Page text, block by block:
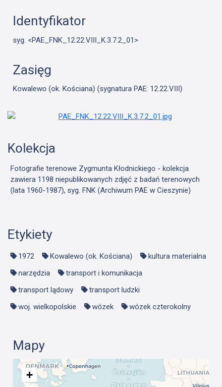
Identyfikator
syg. <PAE_FNK_12.22.VIII_K.3.7.2_01>
Zasięg
Kowalewo (ok. Kościana) (sygnatura PAE: 12.22.VIII)
Kolekcja
Fotografie terenowe Zygmunta Kłodnickiego - kolekcja
zawiera 1198 niepublikowanych zdjęć z badań terenowych
(lata 1960-1987), syg. FNK (Archiwum PAE w Cieszynie)
Etykiety
1972 Kowalewo (ok. Kościana)
kultura materialna
narzędzia
transport i komunikacja
transport lądowy
transport ludzki
woj. wielkopolskie
wózek wózek czterokolny
Mapy
+